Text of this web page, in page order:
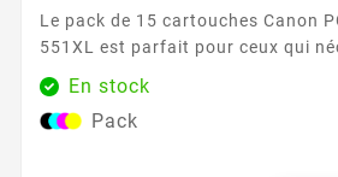
Le pack de 15 cartouches Canon
551XL est parfait pour ceux qui
approvisionnement important en
trois cartouches de chaque
performance fiable et économique.
En stock
Pack